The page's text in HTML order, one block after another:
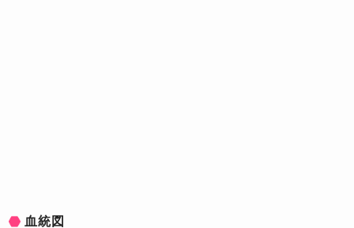
血統図